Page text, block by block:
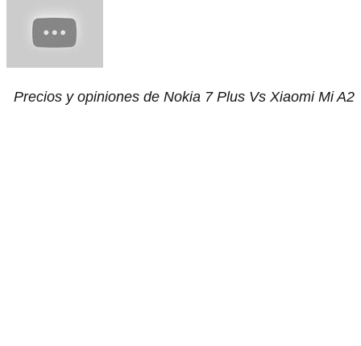
Precios y opiniones de Nokia 7 Plus Vs Xiaomi Mi A2